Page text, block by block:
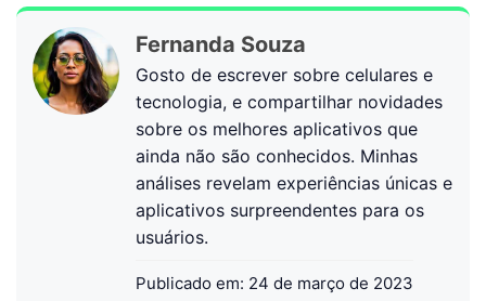
Fernanda Souza
Gosto de escrever sobre celulares e
tecnologia, e compartilhar novidades
sobre os melhores aplicativos que
ainda não são conhecidos. Minhas
análises revelam experiências únicas e
aplicativos surpreendentes para os
usuários.
Publicado em: 24 de março de 2023